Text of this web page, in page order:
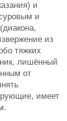
и
и
из
тяжких
лишённый
от
имеет